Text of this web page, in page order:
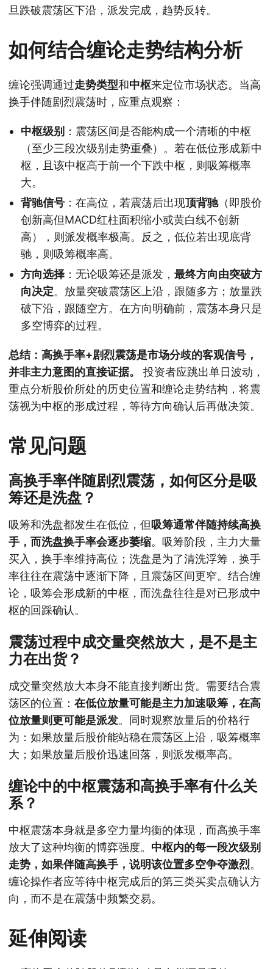
旦跌破震荡区下沿，派发完成，趋势反转。
如何结合缠论走势结构分析
缠论强调通过走势类型和中枢来定位市场状态。当高
换手伴随剧烈震荡时，应重点观察：
中枢级别 ：震荡区间是否能构成一个清晰的中枢
（至少三段次级别走势重叠）。若在低位形成新中
枢，且该中枢高于前一个下跌中枢，则吸筹概率
大。
背驰信号 ：在高位，若震荡后出现顶背驰（即股价
创新高但MACD红柱面积缩小或黄白线不创新
高），则派发概率极高。反之，低位若出现底背
驰，则吸筹概率高。
方向选择 ：无论吸筹还是派发， 最终方向由突破方
向决定。放量突破震荡区上沿，跟随多方；放量跌
破下沿，跟随空方。在方向明确前，震荡本身只是
多空博弈的过程。
总结：高换手率+剧烈震荡是市场分歧的客观信号，
并非主力意图的直接证据。
投资者应跳出单日波动，
重点分析股价所处的历史位置和缠论走势结构，将震
荡视为中枢的形成过程，等待方向确认后再做决策。
常见问题
高换手率伴随剧烈震荡，如何区分是吸
筹还是洗盘？
吸筹和洗盘都发生在低位，但吸筹通常伴随持续高换
手，而洗盘换手率会逐步萎缩。吸筹阶段，主力大量
买入，换手率维持高位；洗盘是为了清洗浮筹，换手
率往往在震荡中逐渐下降，且震荡区间更窄。结合缠
论，吸筹会形成新的中枢，而洗盘往往是对已形成中
枢的回踩确认。
震荡过程中成交量突然放大，是不是主
力在出货？
成交量突然放大本身不能直接判断出货。需要结合震
荡区的位置： 在低位放量可能是主力加速吸筹，在高
位放量则更可能是派发。同时观察放量后的价格行
为：如果放量后股价能站稳在震荡区上沿，吸筹概率
大；如果放量后股价迅速回落，则派发概率高。
缠论中的中枢震荡和高换手率有什么关
系？
中枢震荡本身就是多空力量均衡的体现，而高换手率
放大了这种均衡的博弈强度。 中枢内的每一段次级别
走势，如果伴随高换手，说明该位置多空争夺激烈。
缠论操作者应等待中枢完成后的第三类买卖点确认方
向，而不是在震荡中频繁交易。
延伸阅读